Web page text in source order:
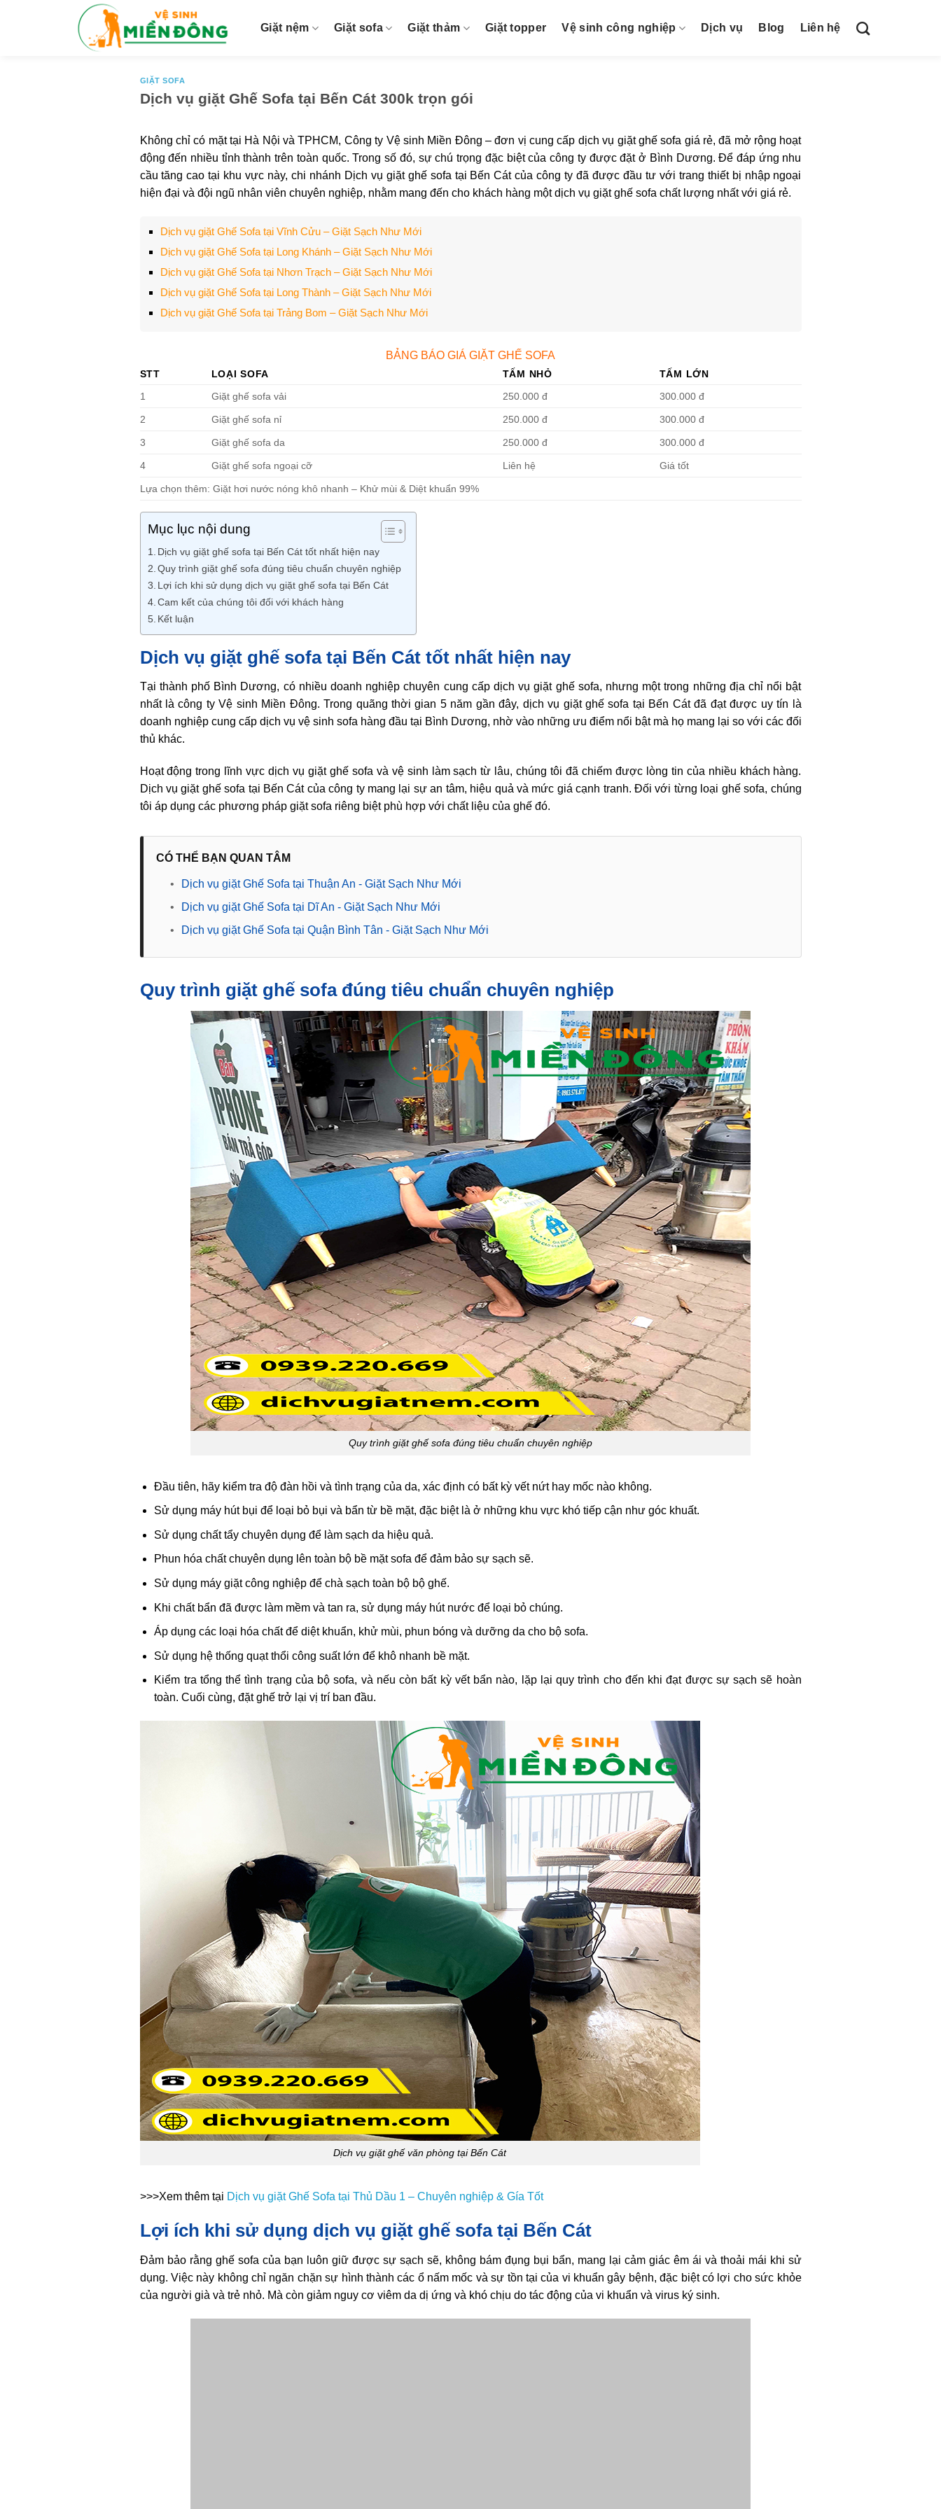
Giặt nệm Giặt sofa Giặt thảm Giặt topper Vệ sinh công nghiệp Dịch vụ Blog Liên hệ
GIẶT SOFA
Dịch vụ giặt Ghế Sofa tại Bến Cát 300k trọn gói
Không chỉ có mặt tại Hà Nội và TPHCM, Công ty Vệ sinh Miền Đông – đơn vị cung cấp dịch vụ giặt ghế sofa giá rẻ, đã mở rộng hoạt
động đến nhiều tỉnh thành trên toàn quốc. Trong số đó, sự chú trọng đặc biệt của công ty được đặt ở Bình Dương. Để đáp ứng nhu
cầu tăng cao tại khu vực này, chi nhánh Dịch vụ giặt ghế sofa tại Bến Cát của công ty đã được đầu tư với trang thiết bị nhập ngoại
hiện đại và đội ngũ nhân viên chuyên nghiệp, nhằm mang đến cho khách hàng một dịch vụ giặt ghế sofa chất lượng nhất với giá rẻ.
Dịch vụ giặt Ghế Sofa tại Vĩnh Cửu – Giặt Sạch Như Mới
Dịch vụ giặt Ghế Sofa tại Long Khánh – Giặt Sạch Như Mới
Dịch vụ giặt Ghế Sofa tại Nhơn Trạch – Giặt Sạch Như Mới
Dịch vụ giặt Ghế Sofa tại Long Thành – Giặt Sạch Như Mới
Dịch vụ giặt Ghế Sofa tại Trảng Bom – Giặt Sạch Như Mới
BẢNG BÁO GIÁ GIẶT GHẾ SOFA
STT LOẠI SOFA TẤM NHỎ
TẤM LỚN
1
Giặt ghế sofa vải 250.000 đ 300.000 đ
2 Giặt ghế sofa nỉ 250.000 đ 300.000 đ
3 Giặt ghế sofa da 250.000 đ 300.000 đ
4 Giặt ghế sofa ngoại cỡ Liên hệ Giá tốt
Lựa chọn thêm: Giặt hơi nước nóng khô nhanh – Khử mùi & Diệt khuẩn 99%
Mục lục nội dung
Dịch vụ giặt ghế sofa tại Bến Cát tốt nhất hiện nay
Quy trình giặt ghế sofa đúng tiêu chuẩn chuyên nghiệp
Lợi ích khi sử dụng dịch vụ giặt ghế sofa tại Bến Cát
Cam kết của chúng tôi đối với khách hàng
Kết luận
Dịch vụ giặt ghế sofa tại Bến Cát tốt nhất hiện nay
Tại thành phố Bình Dương, có nhiều doanh nghiệp chuyên cung cấp dịch vụ giặt ghế sofa, nhưng một trong những địa chỉ nổi bật
nhất là công ty Vệ sinh Miền Đông. Trong quãng thời gian 5 năm gần đây, dịch vụ giặt ghế sofa tại Bến Cát đã đạt được uy tín là
doanh nghiệp cung cấp dịch vụ vệ sinh sofa hàng đầu tại Bình Dương, nhờ vào những ưu điểm nổi bật mà họ mang lại so với các đối
thủ khác.
Hoạt động trong lĩnh vực dịch vụ giặt ghế sofa và vệ sinh làm sạch từ lâu, chúng tôi đã chiếm được lòng tin của nhiều khách hàng.
Dịch vụ giặt ghế sofa tại Bến Cát của công ty mang lại sự an tâm, hiệu quả và mức giá cạnh tranh. Đối với từng loại ghế sofa, chúng
tôi áp dụng các phương pháp giặt sofa riêng biệt phù hợp với chất liệu của ghế đó.
CÓ THỂ BẠN QUAN TÂM
•
Dịch vụ giặt Ghế Sofa tại Thuận An - Giặt Sạch Như Mới
•
Dịch vụ giặt Ghế Sofa tại Dĩ An - Giặt Sạch Như Mới
•
Dịch vụ giặt Ghế Sofa tại Quận Bình Tân - Giặt Sạch Như Mới
Quy trình giặt ghế sofa đúng tiêu chuẩn chuyên nghiệp
Quy trình giặt ghế sofa đúng tiêu chuẩn chuyên nghiệp
Đầu tiên, hãy kiểm tra độ đàn hồi và tình trạng của da, xác định có bất kỳ vết nứt hay mốc nào không.
Sử dụng máy hút bụi để loại bỏ bụi và bẩn từ bề mặt, đặc biệt là ở những khu vực khó tiếp cận như góc khuất.
Sử dụng chất tẩy chuyên dụng để làm sạch da hiệu quả.
Phun hóa chất chuyên dụng lên toàn bộ bề mặt sofa để đảm bảo sự sạch sẽ.
Sử dụng máy giặt công nghiệp để chà sạch toàn bộ bộ ghế.
Khi chất bẩn đã được làm mềm và tan ra, sử dụng máy hút nước để loại bỏ chúng.
Áp dụng các loại hóa chất để diệt khuẩn, khử mùi, phun bóng và dưỡng da cho bộ sofa.
Sử dụng hệ thống quạt thổi công suất lớn để khô nhanh bề mặt.
Kiểm tra tổng thể tình trạng của bộ sofa, và nếu còn bất kỳ vết bẩn nào, lặp lại quy trình cho đến khi đạt được sự sạch sẽ hoàn
toàn. Cuối cùng, đặt ghế trở lại vị trí ban đầu.
Dịch vụ giặt ghế văn phòng tại Bến Cát
>>>Xem thêm tại Dịch vụ giặt Ghế Sofa tại Thủ Dầu 1 – Chuyên nghiệp & Gía Tốt
Lợi ích khi sử dụng dịch vụ giặt ghế sofa tại Bến Cát
Đảm bảo rằng ghế sofa của bạn luôn giữ được sự sạch sẽ, không bám đụng bụi bẩn, mang lại cảm giác êm ái và thoải mái khi sử
dụng. Việc này không chỉ ngăn chặn sự hình thành các ổ nấm mốc và sự tồn tại của vi khuẩn gây bệnh, đặc biệt có lợi cho sức khỏe
của người già và trẻ nhỏ. Mà còn giảm nguy cơ viêm da dị ứng và khó chịu do tác động của vi khuẩn và virus ký sinh.